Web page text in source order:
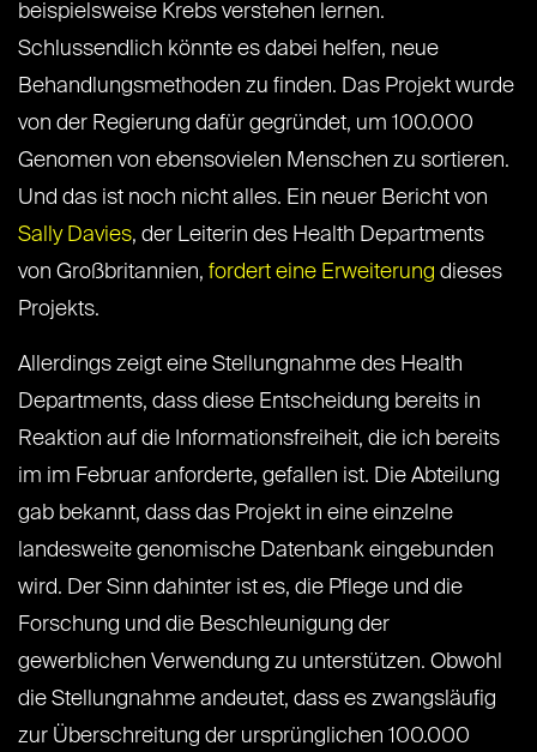
beispielsweise Krebs verstehen lernen.
Schlussendlich könnte es dabei helfen, neue
Behandlungsmethoden zu finden. Das Projekt wurde
von der Regierung dafür gegründet, um 100.000
Genomen von ebensovielen Menschen zu sortieren.
Und das ist noch nicht alles. Ein neuer Bericht von
Sally Davies, der Leiterin des Health Departments
von Großbritannien, fordert eine Erweiterung dieses
Projekts.
Allerdings zeigt eine Stellungnahme des Health
Departments, dass diese Entscheidung bereits in
Reaktion auf die Informationsfreiheit, die ich bereits
im im Februar anforderte, gefallen ist. Die Abteilung
gab bekannt, dass das Projekt in eine einzelne
landesweite genomische Datenbank eingebunden
wird. Der Sinn dahinter ist es, die Pflege und die
Forschung und die Beschleunigung der
gewerblichen Verwendung zu unterstützen. Obwohl
die Stellungnahme andeutet, dass es zwangsläufig
zur Überschreitung der ursprünglichen 100.000